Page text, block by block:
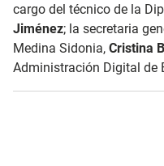
cargo del técnico de la
Jiménez; la secretaria
Medina Sidonia, Cristina
Administración Digital de